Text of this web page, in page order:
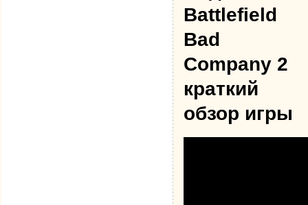
Battlefield
Bad
Company 2
краткий
обзор игры